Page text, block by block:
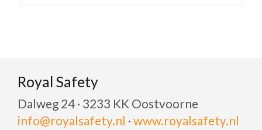
Royal Safety
Dalweg 24 · 3233 KK Oostvoorne
info@royalsafety.nl · www.royalsafety.nl